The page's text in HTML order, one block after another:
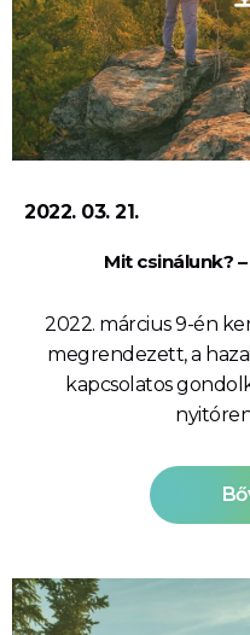
2022. 03. 21.
Mit csinálunk?
2022. március 9-én
megrendezett, a
kapcsolatos